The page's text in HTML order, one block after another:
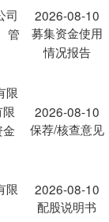
司
管
2026-08-10
募集资金使用
情况报告
限
2026-08-10
保荐/核查意见
限
2026-08-10
配股说明书